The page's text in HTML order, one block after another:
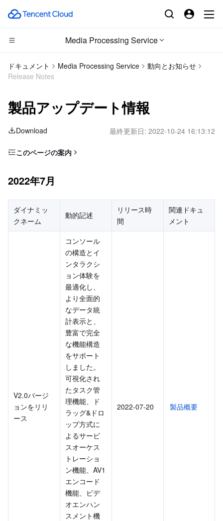
Media Processing Service
CDN とエッジ プラットフォーム
Tencent Cloud EdgeOne
Content Delivery Network
Enterprise Content Delivery Network
Anti-DDoS
Secure Content Delivery Network
Multiple Network Acceleration
コンピューティング
Cloud Virtual Machine
Tencent Cloud Lighthouse
BM Cloud Physical Machine
Cloud GPU Service
CVM Dedicated Host
Auto Scaling
Tencent Cloud Automation Tools
エッジコンピューティング
Edge Computing Machine
高性能コンピューティング
Batch Compute
Hyper Computing Cluster
コンテナ
Tencent Kubernetes Engine
Tencent Cloud Mesh
Tencent Container Registry
Tencent Kubernetes Engine Distributed Cloud Center
分散型クラウド
Cloud Dedicated Cluster
Edge Zone
Cloud Dedicated Zone
マイクロサービス
Tencent Cloud Elastic Microservice
Service Registry and Governance
サーバーレス
Serverless Cloud Function
基本ストレージサービス
Cloud Object Storage
Cloud File Storage
Cloud Block Storage
Data Accelerator Goose FileSystem
ストレージデータサービス
Cloud Log Service
Smart Media Hosting
リレーショナルデータベース
TencentDB for MySQL
TencentDB for MariaDB
TencentDB for PostgreSQL
TencentDB for SQL Server
リレーショナルデータベースTDSQL
TDSQL-C for MySQL
TDSQL for MySQL
TDSQL Boundless
NoSQLデータベース
Tencent Cloud Distributed Cache (Redis OSS-Compatible)
TencentDB for MongoDB
TencentDB for TcaplusDB
TencentDB for Tendis
TencentDB for CTSDB
データベース SaaS サービス
Data Transfer Service
Database Expert Service
TencentDB for DBbrain
Database Management Center
ネットワーキング
Virtual Private Cloud
Cloud Load Balancer
Gateway Load Balancer
Direct Connect
データセキュリティ
Data Security Governance Center
Key Management Service
Secrets Manager
ビジネスセキュリティ
Text Moderation System
セキュリティサービス
Penetration Test Service
セキュリティ管理
ドキュメント Media Processing Service
動向とお知らせ
Release Notes
製品アップデート情報
Download 最終更新日: 2022-10-24 16:13:12
このページの案内
2022年5月
2019年12月
2017年8月
2017年6月
2022年7月
ダイナミッ
クネーム
動的記述
リリース時
間
関連ドキュ
メント
V2.0バージ
ョンをリリ
ース
コンソール
の構造とイ
ンタラクシ
ョン体験を
最適化し、
より全面的
なデータ統
計表示と、
豊富で完全
な機能構造
をサポート
しました。
可視化され
たタスク管
理機能、ド
ラッグ&ドロ
ップ方式に
よるサービ
スオーケス
トレーショ
ン機能、AV1
エンコード
機能、ビデ
オエンハン
スメント機
2022-07-20 製品概要